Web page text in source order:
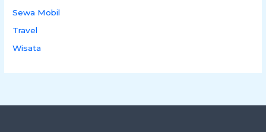
Sewa Mobil
Travel
Wisata